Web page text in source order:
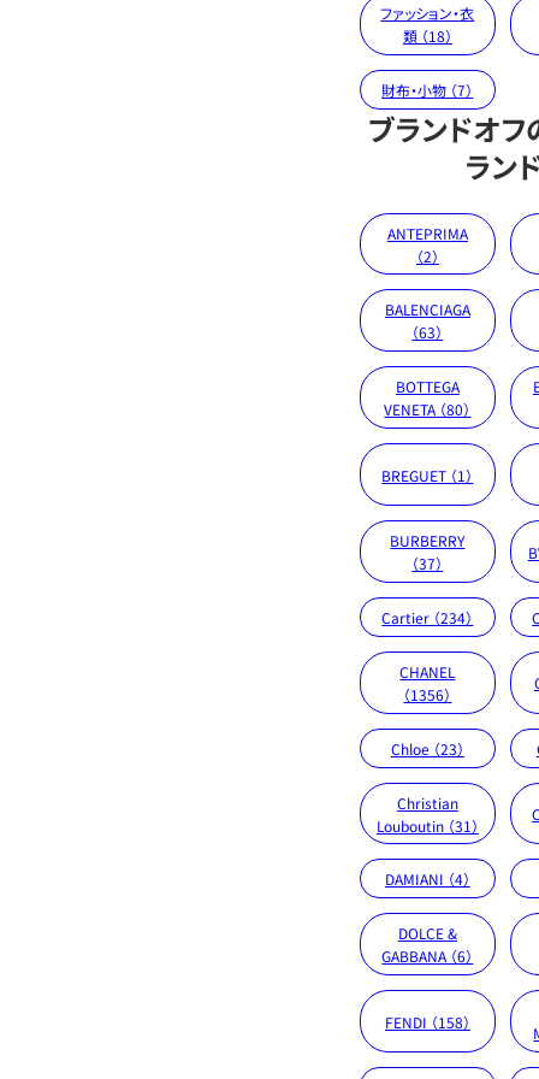
ファッション・衣
類 （18）
財布・小物 （7）
ブランドオ
ラン
ANTEPRIMA
（2）
BALENCIAGA
（63）
BOTTEGA
VENETA （80）
BREGUET （1）
BURBERRY
（37）
Cartier （234）
CHANEL
（1356）
Chloe （23）
Christian
Louboutin （31）
DAMIANI （4）
DOLCE &
GABBANA （6）
FENDI （158）